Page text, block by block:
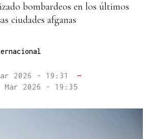
bombardeos en los últimos
ciudades afganas
2026 - 19:31
—
Mar 2026 - 19:35